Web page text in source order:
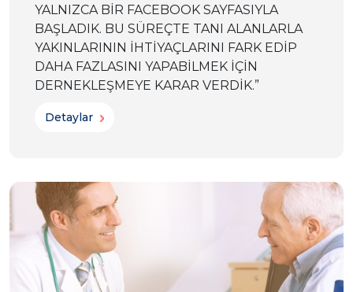
YALNIZCA BİR FACEBOOK SAYFASIYLA
BAŞLADIK. BU SÜREÇTE TANI ALANLARLA
YAKINLARININ İHTİYAÇLARINI FARK EDİP
DAHA FAZLASINI YAPABİLMEK İÇİN
DERNEKLEŞMEYE KARAR VERDİK.”
Detaylar